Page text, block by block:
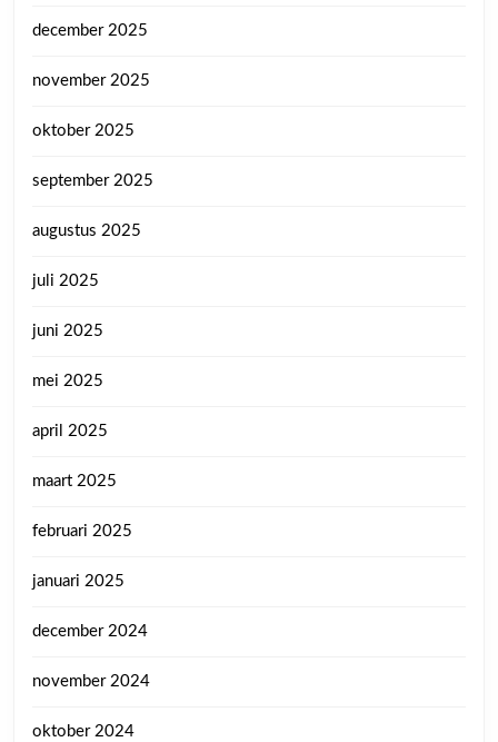
december 2025
november 2025
oktober 2025
september 2025
augustus 2025
juli 2025
juni 2025
mei 2025
april 2025
maart 2025
februari 2025
januari 2025
december 2024
november 2024
oktober 2024